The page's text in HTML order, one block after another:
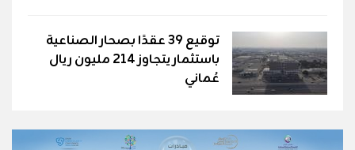
توقيع 39 عقدًا بصحار الصناعية
باستثمار يتجاوز 214 مليون ريال
عُماني